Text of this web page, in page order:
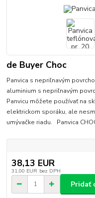
de Buyer Choc
Panvica s nepriľnavým
aluminium s nepriľnavým
Panvicu môžete používať na
elektrickom sporáku, ale
umývačke riadu. Panvica
38,13 EUR
31,00 EUR bez DPH
Pridať